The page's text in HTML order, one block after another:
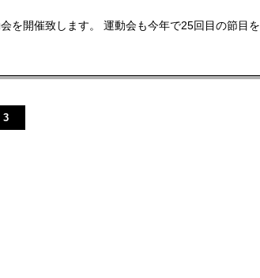
を開催致します。 運動会も今年で25回目の節目を
3